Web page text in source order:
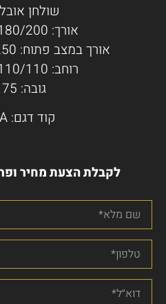
שולחן
אורך: 150/180/200 ס”מ
אורך במצב פתוח: 200/230/250 ס”מ
רוחב: 100/110/110 ס”מ
גובה: 75 ס”מ
קוד דגם: PERLA
לקבלת הצעת מחיר